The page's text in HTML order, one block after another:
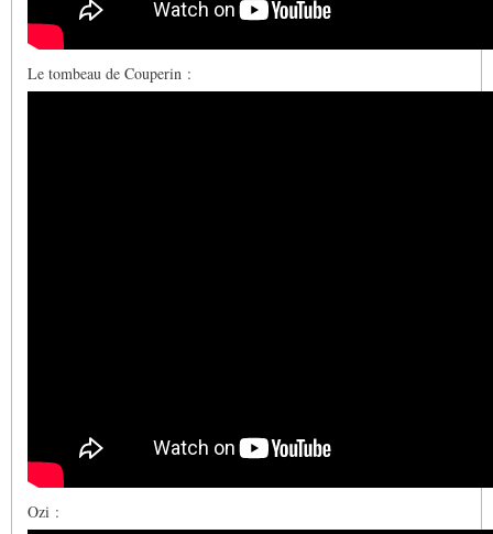
Le tombeau de Couperin :
Ozi :